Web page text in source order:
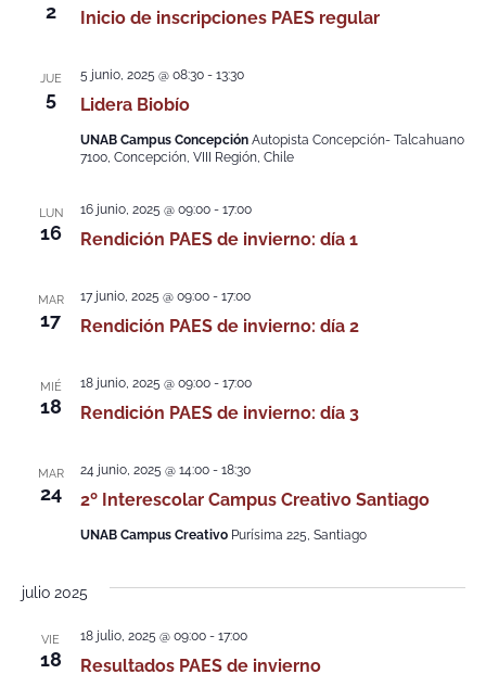
2 Inicio de inscripciones PAES regular
JUE
5 Lidera Biobío
5 junio, 2025 @ 08:30- 13:30
UNAB Campus Concepción Autopista Concepción- Talcahuano
7100, Concepción, VIII Región, Chile
LUN
16 Rendición PAES de invierno: día 1
16 junio, 2025 @ 09:00- 17:00
MAR
17 Rendición PAES de invierno: día 2
17 junio, 2025 @ 09:00- 17:00
MIÉ
18 Rendición PAES de invierno: día 3
18 junio, 2025 @ 09:00- 17:00
MAR
24 2º Interescolar Campus Creativo Santiago
24 junio, 2025 @ 14:00- 18:30
UNAB Campus Creativo Purísima 225, Santiago
julio 2025
VIE
18 Resultados PAES de invierno
18 julio, 2025 @ 09:00- 17:00